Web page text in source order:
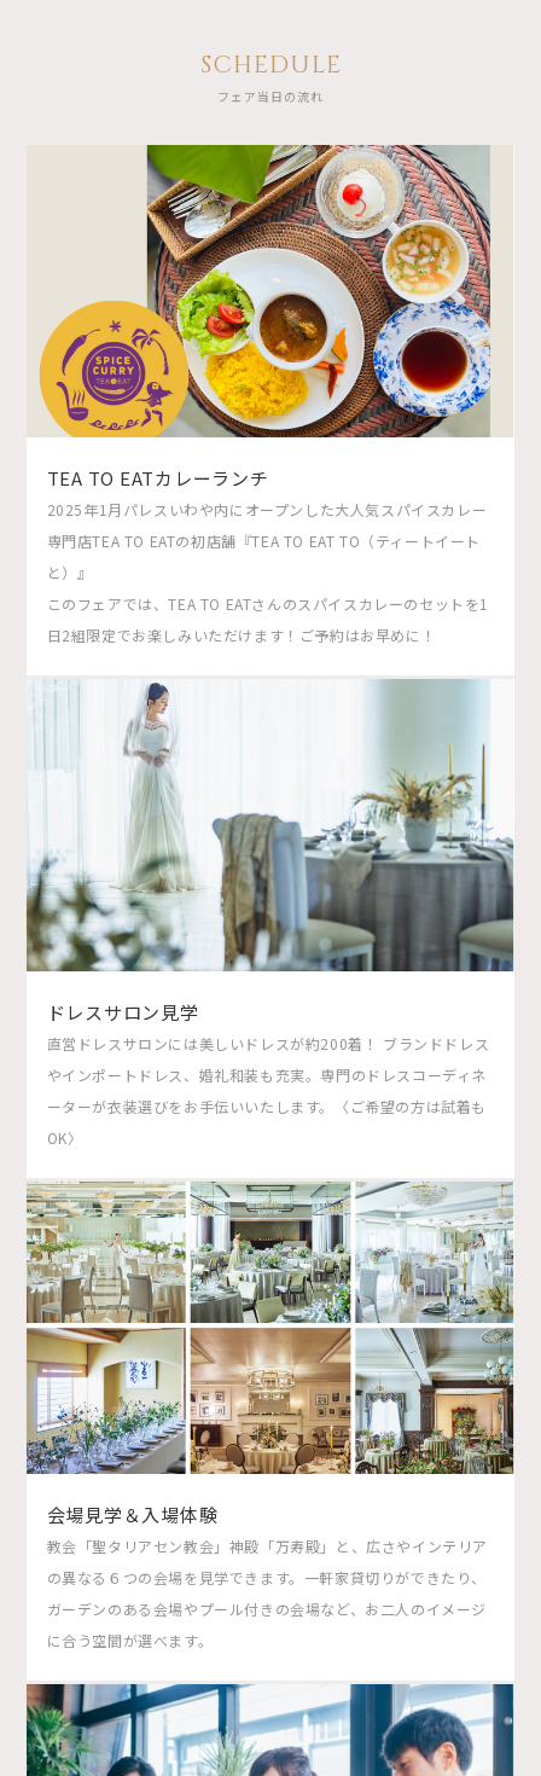
SCHEDULE
フェア当日の流れ
TEA TO EATカレーランチ
2025年1月パレスいわや内にオープンした大人気スパイスカレー
専門店TEA TO EATの初店舗『TEA TO EAT TO（ティートイート
と）』
このフェアでは、TEA TO EATさんのスパイスカレーのセットを1
日2組限定でお楽しみいただけます！ご予約はお早めに！
ドレスサロン見学
直営ドレスサロンには美しいドレスが約200着！ ブランドドレス
やインポートドレス、婚礼和装も充実。専門のドレスコーディネ
ーターが衣装選びをお手伝いいたします。〈ご希望の方は試着も
OK〉
会場見学＆入場体験
教会「聖タリアセン教会」神殿「万寿殿」と、広さやインテリア
の異なる６つの会場を見学できます。一軒家貸切りができたり、
ガーデンのある会場やプール付きの会場など、お二人のイメージ
に合う空間が選べます。